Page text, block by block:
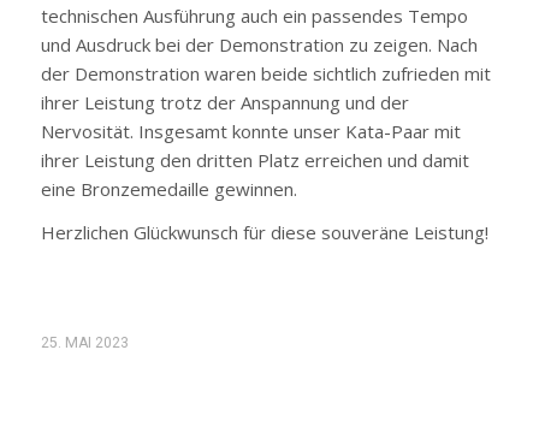
technischen Ausführung auch ein passendes Tempo
und Ausdruck bei der Demonstration zu zeigen. Nach
der Demonstration waren beide sichtlich zufrieden mit
ihrer Leistung trotz der Anspannung und der
Nervosität. Insgesamt konnte unser Kata-Paar mit
ihrer Leistung den dritten Platz erreichen und damit
eine Bronzemedaille gewinnen.
Herzlichen Glückwunsch für diese souveräne Leistung!
25. MAI 2023